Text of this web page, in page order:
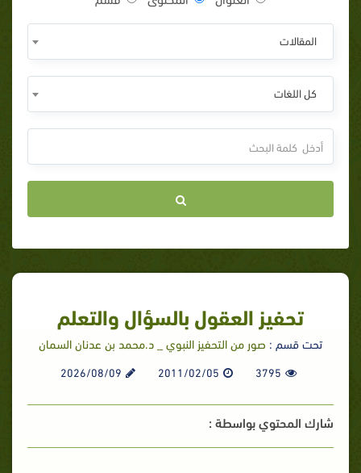
المقالات
كل اللغات
تحفيز العقول بالسؤال والتعلم
تحت قسم : صور من التحفيز النبوي _ د.محمد بن عدنان السمان
3795
2011/02/05
2026/08/09
شارك المحتوي بواسطة :